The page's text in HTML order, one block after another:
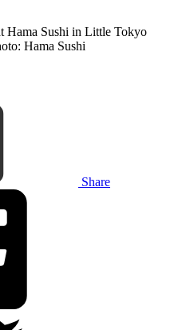
Hama Sushi
Share